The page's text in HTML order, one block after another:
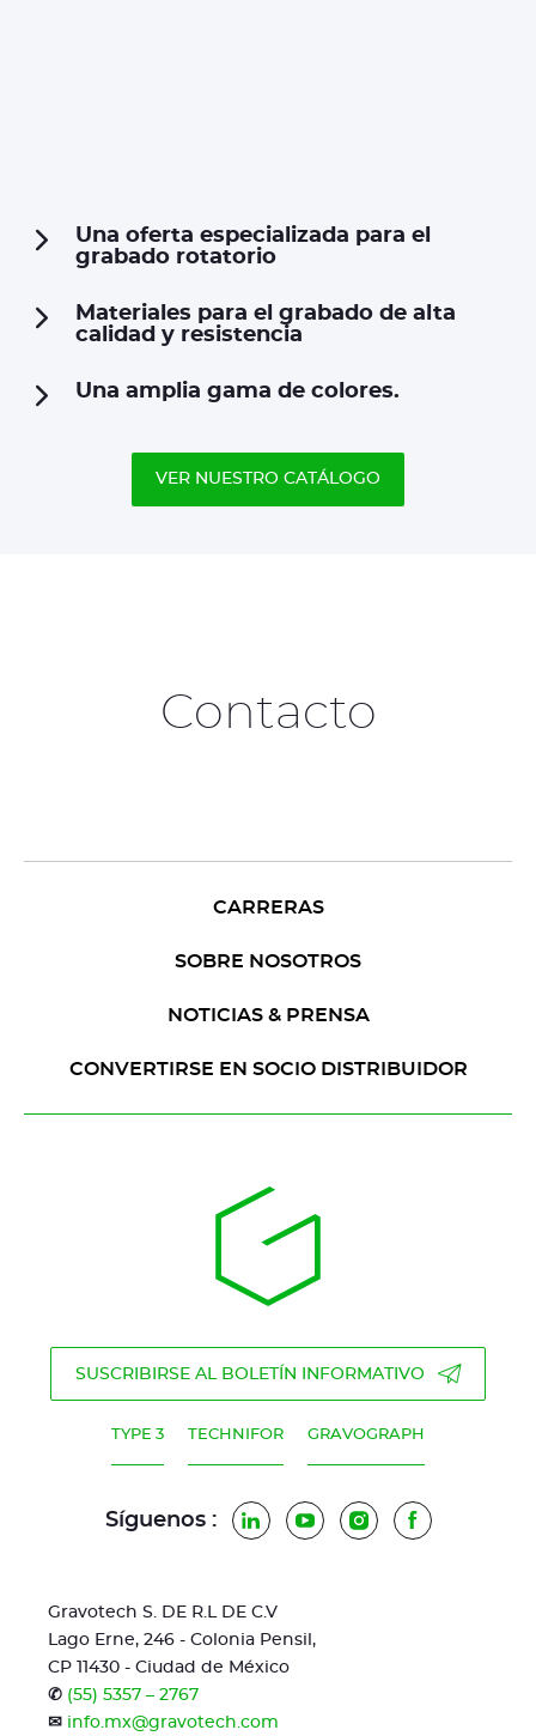
Una oferta especializada para el
grabado rotatorio
Materiales para el grabado de alta
calidad y resistencia
Una amplia gama de colores.
VER NUESTRO CATÁLOGO
Contacto
CARRERAS
SOBRE NOSOTROS
NOTICIAS & PRENSA
CONVERTIRSE EN SOCIO DISTRIBUIDOR
SUSCRIBIRSE AL BOLETÍN INFORMATIVO
TYPE 3 TECHNIFOR GRAVOGRAPH
Síguenos : LinkedInYouTubeInstagramFacebook
Gravotech S. DE R.L DE C.V
Lago Erne, 246 - Colonia Pensil,
CP 11430 - Ciudad de México
✆ (55) 5357 – 2767
✉ info.mx@gravotech.com